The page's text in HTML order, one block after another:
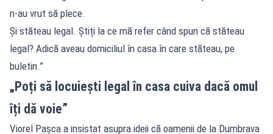
n-au vrut să plece.
Și stăteau legal. Știți la ce mă refer când spun că stăteau
legal? Adică aveau domiciliul în casa în care stăteau, pe
buletin.”
„Poți să locuiești legal în casa cuiva dacă omul
îți dă voie”
Viorel Pașca a insistat asupra ideii că oamenii de la Dumbrava